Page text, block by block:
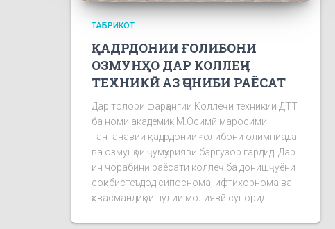
ТАБРИКОТ
ҚАДРДОНИИ ҒОЛИБОНИ
ОЗМУНҲО ДАР КОЛЛЕҶИ
ТЕХНИКӢ АЗ ҶОНИБИ РАЁСАТ
Дар толори фарҳангии Коллеҷи техникии ДТТ
ба номи академик М.Осимӣ маросими
тантанавии қадрдонии ғолибони олимпиада
ва озмунҳои ҷумҳуриявӣ баргузор гардид. Дар
ин чорабинӣ раёсати коллеҷ ба донишҷӯёни
соҳибистеъдод сипоснома, ифтихорнома ва
ҳавасмандиҳои пулии молиявӣ супорид.